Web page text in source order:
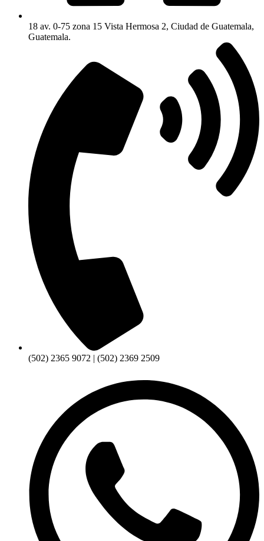
18 av. 0-75 zona 15 Vista Hermosa 2, Ciudad de Guatemala,
Guatemala.
(502) 2365 9072 | (502) 2369 2509